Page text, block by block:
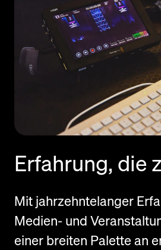
Erfahrung, die
Mit jahrzehntelanger
Medien- und
einer breiten Palette an